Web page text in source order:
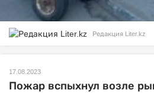
Редакция Liter.kz
17.08.2023
Пожар вспыхнул возле